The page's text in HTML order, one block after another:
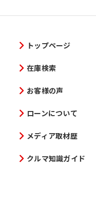
トップページ
在庫検索
お客様の声
ローンについて
メディア取材歴
クルマ知識ガイド